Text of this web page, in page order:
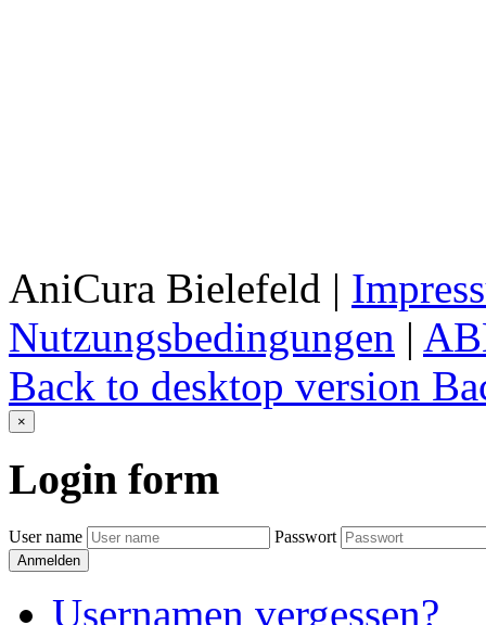
AniCura Bielefeld |
Nutzungsbedingungen |
Back to desktop version
×
Login form
User name Passwort
Anmelden
Usernamen vergessen?